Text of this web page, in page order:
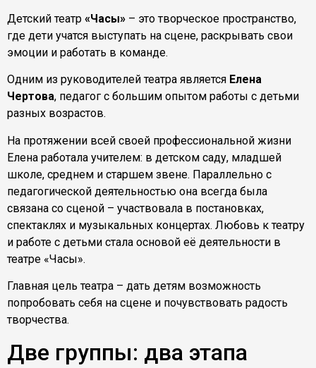
Детский театр «Часы» – это творческое пространство,
где дети учатся выступать на сцене, раскрывать свои
эмоции и работать в команде.
Одним из руководителей театра является Елена
Чертова, педагог с большим опытом работы с детьми
разных возрастов.
На протяжении всей своей профессиональной жизни
Елена работала учителем: в детском саду, младшей
школе, среднем и старшем звене. Параллельно с
педагогической деятельностью она всегда была
связана со сценой – участвовала в постановках,
спектаклях и музыкальных концертах. Любовь к театру
и работе с детьми стала основой её деятельности в
театре «Часы».
Главная цель театра – дать детям возможность
попробовать себя на сцене и почувствовать радость
творчества.
Две группы: два этапа